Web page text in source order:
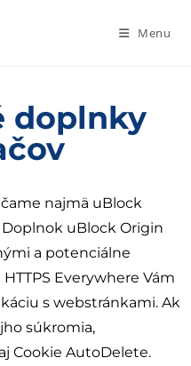
Menu
doplnky
najmä uBlock
Doplnok uBlock Origin
a potenciálne
Everywhere Vám
s webstránkami. Ak
súkromia,
Cookie AutoDelete.